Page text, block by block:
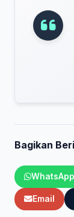
Bagikan
WhatsApp
Email